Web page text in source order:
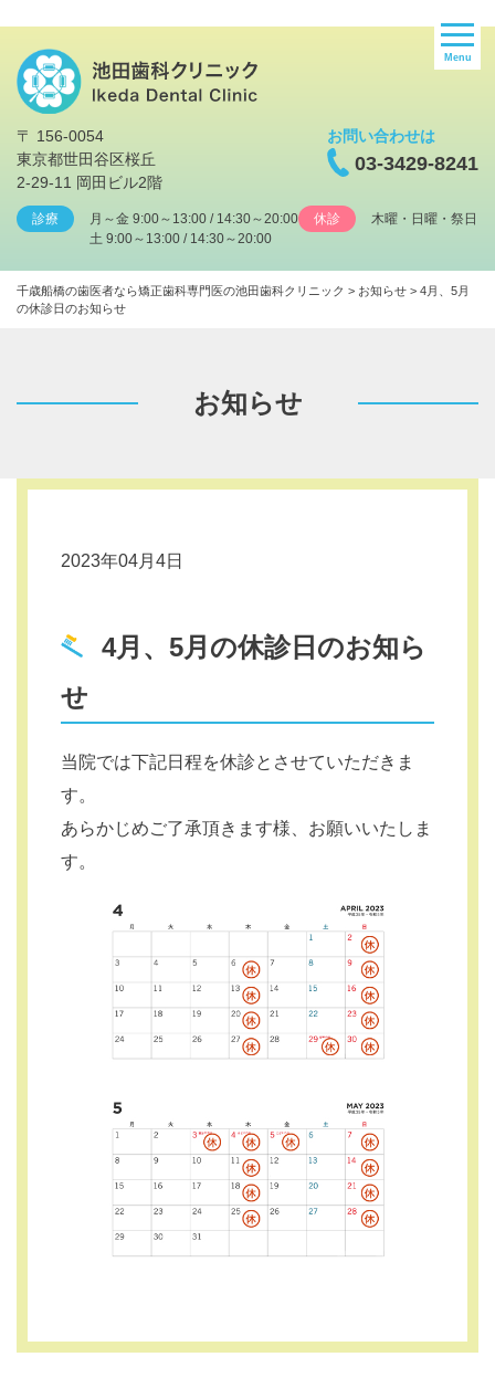
Menu
〒 156-0054
東京都世田谷区桜丘
2-29-11 岡田ビル2階
お問い合わせは
03-3429-8241
診療
月～金 9:00～13:00 / 14:30～20:00
土 9:00～13:00 / 14:30～20:00
休診 木曜・日曜・祭日
千歳船橋の歯医者なら矯正歯科専門医の池田歯科クリニック > お知らせ > 4月、5月
の休診日のお知らせ
お知らせ
2023年04月4日
4月、5月の休診日のお知ら
せ
当院では下記日程を休診とさせていただきま
す。
あらかじめご了承頂きます様、お願いいたしま
す。